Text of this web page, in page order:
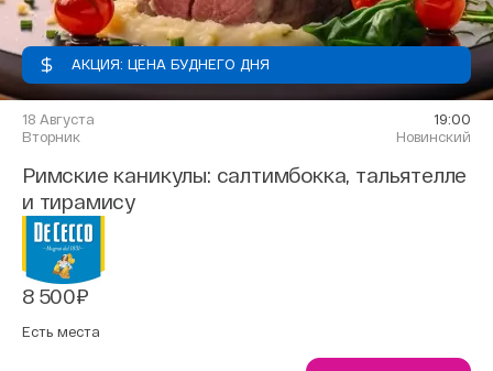
АКЦИЯ: ЦЕНА БУДНЕГО ДНЯ
18 Августа
Вторник
19:00
Новинский
Римские каникулы: салтимбокка, тальятелле
и тирамису
8 500₽
Есть места